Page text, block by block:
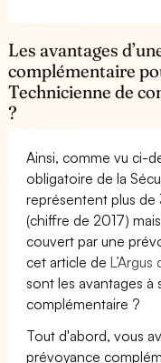
Les avantages
complémentaire
Technicienne de
?
Ainsi, comme vu ci-
obligatoire de la
représentent plus de
(chiffre de 2017)
couvert par une
cet article deL’Argus
sont les avantages à
complémentaire ?
Tout d'abord, vous
prévoyance